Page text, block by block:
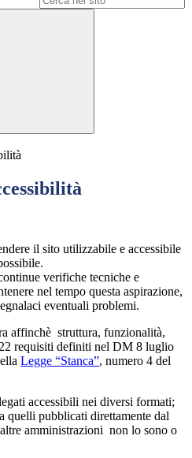
il sito utilizzabile e accessibile
verifiche tecniche e
nel tempo questa aspirazione,
eventuali problemi.
affinchè struttura, funzionalità,
requisiti definiti nel DM 8 luglio
Legge “Stanca”, numero 4 del
accessibili nei diversi formati;
quelli pubblicati direttamente dal
amministrazioni non lo sono o